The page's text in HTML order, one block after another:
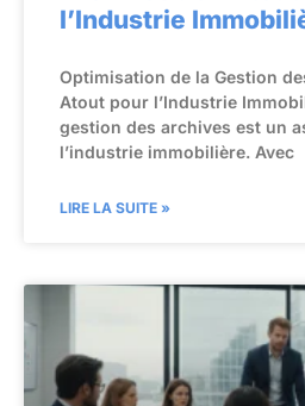
l’Industrie
Optimisation de la Gestion
Atout pour l’Industrie
gestion des archives est un
l’industrie immobilière. Avec
LIRE LA SUITE »